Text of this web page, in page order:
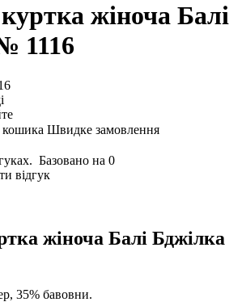
жіноча Балі
1116
Швидке замовлення
Базовано на 0
відгук
жіноча Балі Бджілка
35% бавовни.